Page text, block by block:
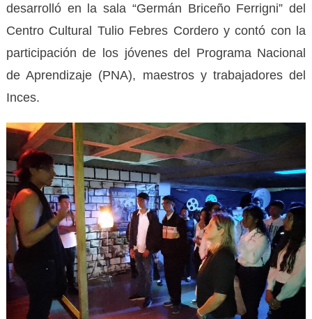
desarrolló en la sala “Germán Briceño Ferrigni” del
Centro Cultural Tulio Febres Cordero y contó con la
participación de los jóvenes del Programa Nacional
de Aprendizaje (PNA), maestros y trabajadores del
Inces.